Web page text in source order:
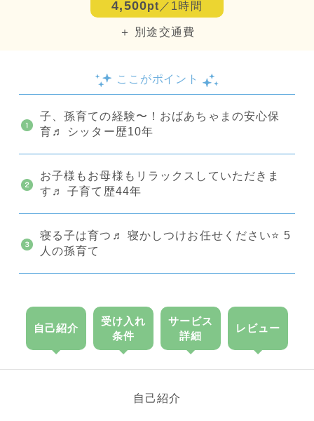
4,500pt ／1時間
＋ 別途交通費
ここがポイント
子、孫育ての経験〜！おばあちゃまの安心保
育♬ シッター歴10年
お子様もお母様もリラックスしていただきま
す♬ 子育て歴44年
寝る子は育つ♬ 寝かしつけお任せください⭐️ 5
人の孫育て
自己紹介
受け入れ
条件
サービス
詳細
レビュー
自己紹介